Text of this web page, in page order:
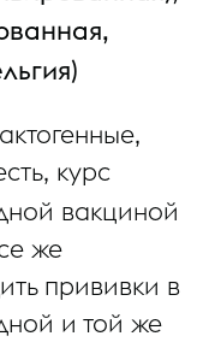
курс
вакциной
же
прививки в
и той же